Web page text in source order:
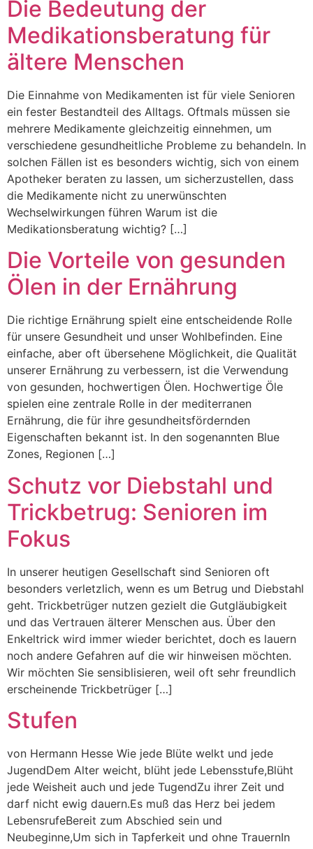
Die Bedeutung der
Medikationsberatung für
ältere Menschen
Die Einnahme von Medikamenten ist für viele Senioren
ein fester Bestandteil des Alltags. Oftmals müssen sie
mehrere Medikamente gleichzeitig einnehmen, um
verschiedene gesundheitliche Probleme zu behandeln. In
solchen Fällen ist es besonders wichtig, sich von einem
Apotheker beraten zu lassen, um sicherzustellen, dass
die Medikamente nicht zu unerwünschten
Wechselwirkungen führen Warum ist die
Medikationsberatung wichtig? […]
Die Vorteile von gesunden
Ölen in der Ernährung
Die richtige Ernährung spielt eine entscheidende Rolle
für unsere Gesundheit und unser Wohlbefinden. Eine
einfache, aber oft übersehene Möglichkeit, die Qualität
unserer Ernährung zu verbessern, ist die Verwendung
von gesunden, hochwertigen Ölen. Hochwertige Öle
spielen eine zentrale Rolle in der mediterranen
Ernährung, die für ihre gesundheitsfördernden
Eigenschaften bekannt ist. In den sogenannten Blue
Zones, Regionen […]
Schutz vor Diebstahl und
Trickbetrug: Senioren im
Fokus
In unserer heutigen Gesellschaft sind Senioren oft
besonders verletzlich, wenn es um Betrug und Diebstahl
geht. Trickbetrüger nutzen gezielt die Gutgläubigkeit
und das Vertrauen älterer Menschen aus. Über den
Enkeltrick wird immer wieder berichtet, doch es lauern
noch andere Gefahren auf die wir hinweisen möchten.
Wir möchten Sie sensiblisieren, weil oft sehr freundlich
erscheinende Trickbetrüger […]
Stufen
von Hermann Hesse Wie jede Blüte welkt und jede
JugendDem Alter weicht, blüht jede Lebensstufe,Blüht
jede Weisheit auch und jede TugendZu ihrer Zeit und
darf nicht ewig dauern.Es muß das Herz bei jedem
LebensrufeBereit zum Abschied sein und
Neubeginne,Um sich in Tapferkeit und ohne TrauernIn